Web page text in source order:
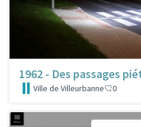
1962 - Des passages
Ville de Villeurbanne 0